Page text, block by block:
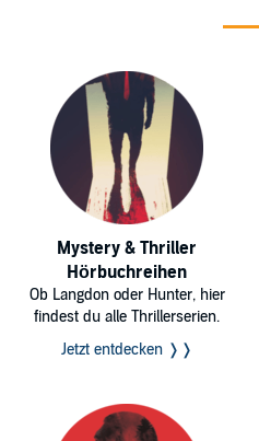
Mystery & Thriller
Hörbuchreihen
Ob Langdon oder Hunter, hier
findest du alle Thrillerserien.
Jetzt entdecken ❭❭